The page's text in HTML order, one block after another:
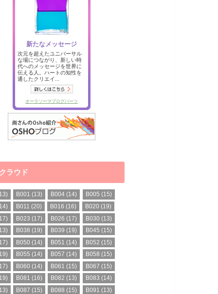
ラウド
B001 (13) B004 (14) B005 (15)
B011 (20) B016 (16) B020 (19)
B023 (17) B026 (17) B030 (13)
B038 (19) B039 (19) B045 (15)
B050 (14) B051 (14) B052 (15)
B055 (14) B057 (14) B058 (15)
B060 (14) B061 (15) B067 (15)
B081 (16) B082 (13) B083 (14)
B087 (15) B088 (15) B091 (13)